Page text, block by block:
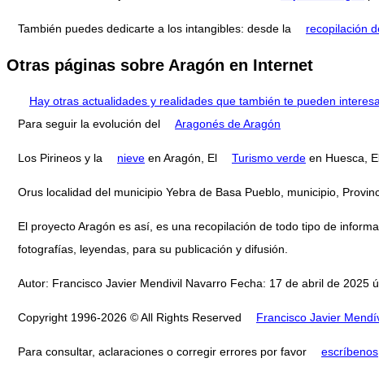
También puedes dedicarte a los intangibles: desde la recopilación
Otras páginas sobre Aragón en Internet
Hay otras actualidades y realidades que también te pueden
Para seguir la evolución del
Aragonés de Aragón
Los Pirineos y la nieve en Aragón, El Turismo verde en Huesca,
Orus localidad del municipio Yebra de Basa Pueblo, municipio,
El proyecto Aragón es así, es una recopilación de todo tipo de
fotografías, leyendas, para su publicación y difusión.
Autor: Francisco Javier Mendivil Navarro Fecha: 17 de abril de 2025
Copyright 1996-2026 © All Rights Reserved Francisco Javier
Para consultar, aclaraciones o corregir errores por favor escríbenos